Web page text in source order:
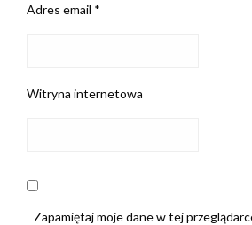
Adres email *
Witryna internetowa
Zapamiętaj moje dane w tej